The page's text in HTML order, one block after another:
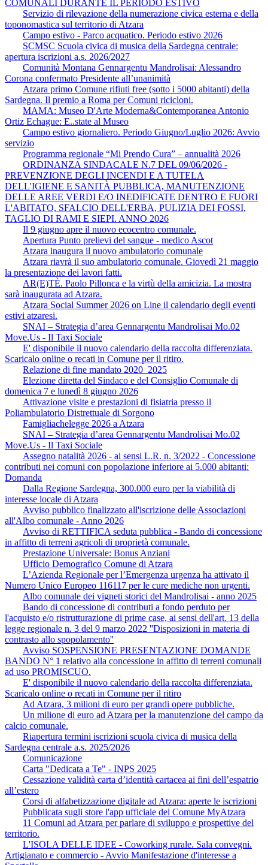
COMUNALI DURANTE IL PERIODO ESTIVO
Servizio di rilevazione della numerazione civica esterna e della
toponomastica sul territorio di Atzara
Campo estivo - Parco acquatico. Periodo estivo 2026
SCMSC Scuola civica di musica della Sardegna centrale:
apertura iscrizioni a.s. 2026/2027
Comunità Montana Gennargentu Mandrolisai: Alessandro
Corona confermato Presidente all’unanimità
Atzara primo Comune rifiuti free (sotto i 5000 abitanti) della
Sardegna. Il premio a Roma per Comuni ricicloni.
MAMA: Museo D'Arte Moderna&Contemporanea Antonio
Ortiz Echague: E..state al Museo
Campo estivo giornaliero. Periodo Giugno/Luglio 2026: Avvio
servizio
Programma regionale “Mi Prendo Cura” – annualità 2026
ORDINANZA SINDACALE N.7 DEL 09/06/2026 -
PREVENZIONE DEGLI INCENDI E A TUTELA
DELL'IGIENE E SANITÀ PUBBLICA, MANUTENZIONE
DELLE AREE VERDI E/O INEDIFICATE DENTRO E FUORI
L'ABITATO, SFALCIO DELL'ERBA, PULIZIA DEI FOSSI,
TAGLIO DI RAMI E SIEPI. ANNO 2026
Il 9 giugno apre il nuovo ecocentro comunale.
Apertura Punto prelievi del sangue - medico Ascot
Atzara inaugura il nuovo ambulatorio comunale
Atzara riavrà il suo ambulatorio comunale. Giovedì 21 maggio
la presentazione dei lavori fatti.
AR(E)TÈ. Paolo Pillonca e la virtù della amicizia. La mostra
sarà inaugurata ad Atzara.
Atzara Social Summer 2026 on Line il calendario degli eventi
estivi atzaresi.
SNAI – Strategia d’area Gennargentu Mandrolisai Mo.02
Move.Us - Il Taxi Sociale
E' disponibile il nuovo calendario della raccolta differenziata.
Scaricalo online o recati in Comune per il ritiro.
Relazione di fine mandato 2020_2025
Elezione diretta del Sindaco e del Consiglio Comunale di
domenica 7 e lunedì 8 giugno 2026
Attivazione visite e prestazioni di fisiatria presso il
Poliambulatorio Distrettuale di Sorgono
Famigliachelegge 2026 a Atzara
SNAI – Strategia d’area Gennargentu Mandrolisai Mo.02
Move.Us - Il Taxi Sociale
Assegno natalità 2026 - ai sensi L.R. n. 3/2022 - Concessione
contributi nei comuni con popolazione inferiore ai 5.000 abitanti:
Domanda
Dalla Regione Sardegna, 300.000 euro per la viabilità di
interesse locale di Atzara
Avviso pubblico finalizzato all'iscrizione delle Associazioni
all'Albo comunale - Anno 2026
Avviso di RETTIFICA seduta pubblica - Bando di concessione
in affitto di terreni agricoli di proprietà comunale.
Prestazione Universale: Bonus Anziani
Ufficio Demografico Comune di Atzara
L’Azienda Regionale per l’Emergenza urgenza ha attivato il
Numero Unico Europeo 116117 per le cure mediche non urgenti.
Albo comunale dei vigneti storici del Mandrolisai - anno 2025
Bando di concessione di contributi a fondo perduto per
l'acquisto e/o ristrutturazione di prime case, ai sensi dell'art. 13 della
legge regionale n. 3 del 9 marzo 2022 ''Disposizioni in materia di
contrasto allo spopolamento''
Avviso SOSPENSIONE PRESENTAZIONE DOMANDE
BANDO N° 1 relativo alla concessione in affitto di terreni comunali
ad uso PROMISCUO.
E' disponibile il nuovo calendario della raccolta differenziata.
Scaricalo online o recati in Comune per il ritiro
Ad Atzara, 3 milioni di euro per grandi opere pubbliche.
Un milione di euro ad Atzara per la manutenzione del campo da
calcio comunale.
Riapertura termini iscrizioni scuola civica di musica della
Sardegna centrale a.s. 2025/2026
Comunicazione
Carta "Dedicata a Te" - INPS 2025
Cessazione validità carta d’identità cartacea ai fini dell’espatrio
all’estero
Corsi di alfabetizzazione digitale ad Atzara: aperte le iscrizioni
Pubblicata sugli store l'app ufficiale del Comune MyAtzara
11 Comuni ad Atzara per parlare di sviluppo e prospettive del
territorio.
L'ISOLA DELLE IDEE - Coworking rurale. Sala convegni.
Artigianato e commercio - Avvio Manifestazione d'interesse a